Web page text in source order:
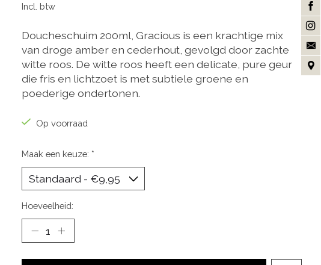
Incl. btw
Doucheschuim 200ml, Gracious is een krachtige mix
van droge amber en cederhout, gevolgd door zachte
witte roos. De witte roos heeft een delicate, pure geur
die fris en lichtzoet is met subtiele groene en
poederige ondertonen.
Op voorraad
Maak een keuze: *
Hoeveelheid: